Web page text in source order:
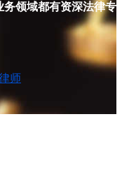
领域都有资深法律专
师